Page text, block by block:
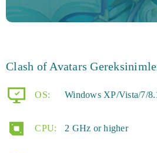
daha deneyimli oyuncular, Clash
Clash of Avatars
OS: Windows XP/Vista/7/
CPU: 2 GHz or higher